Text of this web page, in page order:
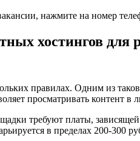
нажмите на номер
хостингов
правилах. Одним из
просматривать контент в
требуют платы,
в пределах 200-300